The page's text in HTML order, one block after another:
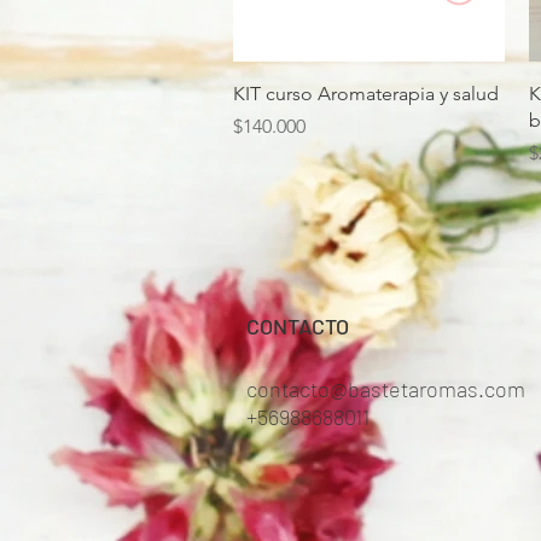
Vista rápida
KIT curso Aromaterapia y salud
Precio
$140.000
contacto@bastetaromas.com
+56988688011
CONTACTO